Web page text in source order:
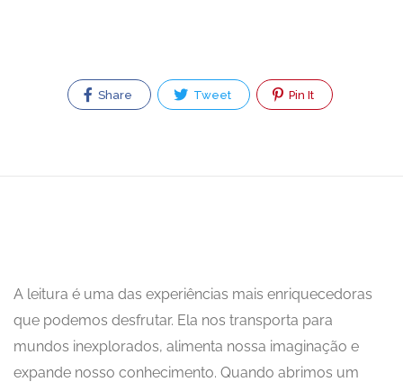
Share Tweet Pin It
A leitura é uma das experiências mais enriquecedoras
que podemos desfrutar. Ela nos transporta para
mundos inexplorados, alimenta nossa imaginação e
expande nosso conhecimento. Quando abrimos um